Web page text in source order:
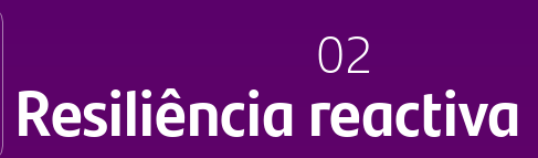
02
Resiliência reactiva